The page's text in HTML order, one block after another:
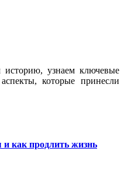
историю, узнаем ключевые
которые принесли
как продлить жизнь